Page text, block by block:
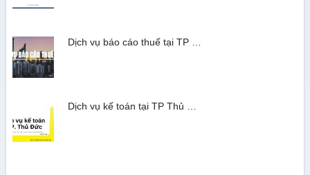
Dịch vụ báo cáo thuế tại TP …
Dịch vụ kế toán tại TP Thủ …